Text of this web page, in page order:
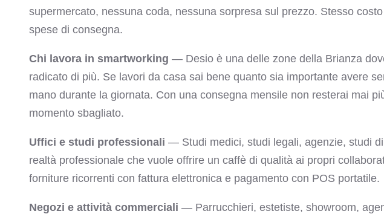
supermercato, nessuna coda, nessuna sorpresa sul prezzo. Stesso
spese di consegna.
Chi lavora in smartworking — Desio è una delle zone della Brianza
radicato di più. Se lavori da casa sai bene quanto sia importante avere
mano durante la giornata. Con una consegna mensile non resterai mai
momento sbagliato.
Uffici e studi professionali — Studi medici, studi legali, agenzie, studi
realtà professionale che vuole offrire un caffè di qualità ai propri
forniture ricorrenti con fattura elettronica e pagamento con POS portatile.
Negozi e attività commerciali — Parrucchieri, estetiste, showroom,